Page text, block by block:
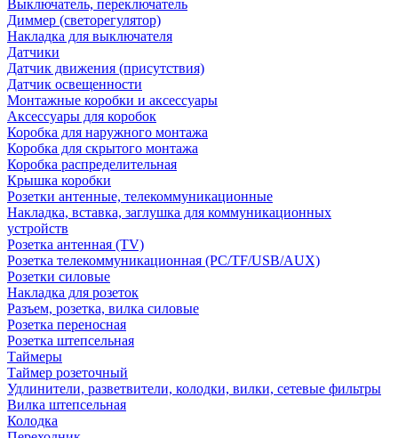
Выключатель, переключатель
Диммер (светорегулятор)
Накладка для выключателя
Датчики
Датчик движения (присутствия)
Датчик освещенности
Монтажные коробки и аксессуары
Аксессуары для коробок
Коробка для наружного монтажа
Коробка для скрытого монтажа
Коробка распределительная
Крышка коробки
Розетки антенные, телекоммуникационные
Накладка, вставка, заглушка для коммуникационных
устройств
Розетка антенная (TV)
Розетка телекоммуникационная (PC/TF/USB/AUX)
Розетки силовые
Накладка для розеток
Разъем, розетка, вилка силовые
Розетка переносная
Розетка штепсельная
Таймеры
Таймер розеточный
Удлинители, разветвители, колодки, вилки, сетевые фильтры
Вилка штепсельная
Колодка